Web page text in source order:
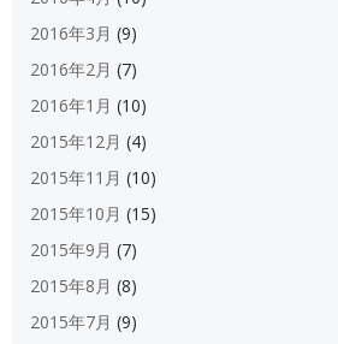
2016年3月 (9)
2016年2月 (7)
2016年1月 (10)
2015年12月 (4)
2015年11月 (10)
2015年10月 (15)
2015年9月 (7)
2015年8月 (8)
2015年7月 (9)